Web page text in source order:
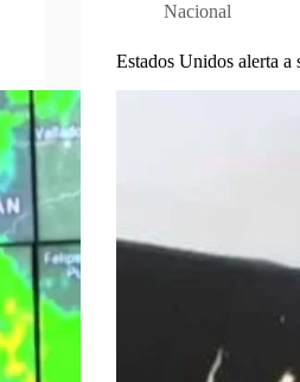
Nacional
Estados Unidos alerta a